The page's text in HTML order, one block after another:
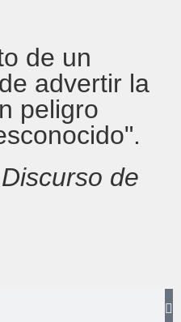
de un
advertir la
peligro
Discurso de